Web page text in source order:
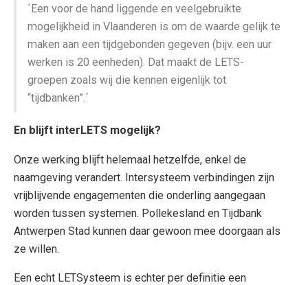
´Een voor de hand liggende en veelgebruikte
mogelijkheid in Vlaanderen is om de waarde gelijk te
maken aan een tijdgebonden gegeven (bijv. een uur
werken is 20 eenheden). Dat maakt de LETS-
groepen zoals wij die kennen eigenlijk tot
“tijdbanken”.´
En blijft interLETS mogelijk?
Onze werking blijft helemaal hetzelfde, enkel de
naamgeving verandert. Intersysteem verbindingen zijn
vrijblijvende engagementen die onderling aangegaan
worden tussen systemen. Pollekesland en Tijdbank
Antwerpen Stad kunnen daar gewoon mee doorgaan als
ze willen.
Een echt LETSysteem is echter per definitie een